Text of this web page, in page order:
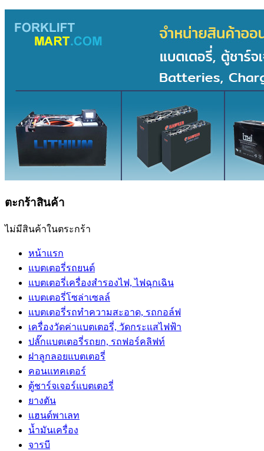
ตะกร้าสินค้า
ไม่มีสินค้าในตระกร้า
หน้าแรก
แบตเตอรี่รถยนต์
แบตเตอรี่เครื่องสำรองไฟ, ไฟฉุกเฉิน
แบตเตอรี่โซล่าเซลล์
แบตเตอรี่รถทำความสะอาด, รถกอล์ฟ
เครื่องวัดค่าแบตเตอรี่, วัดกระแสไฟฟ้า
ปลั๊กแบตเตอรี่รถยก, รถฟอร์คลิฟท์
ฝาลูกลอยแบตเตอรี่
คอนแทคเตอร์
ตู้ชาร์จเจอร์แบตเตอรี่
ยางตัน
แฮนด์พาเลท
น้ำมันเครื่อง
จารบี